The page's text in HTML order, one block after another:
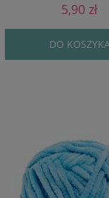
5,90 zł
DO KOSZYKA